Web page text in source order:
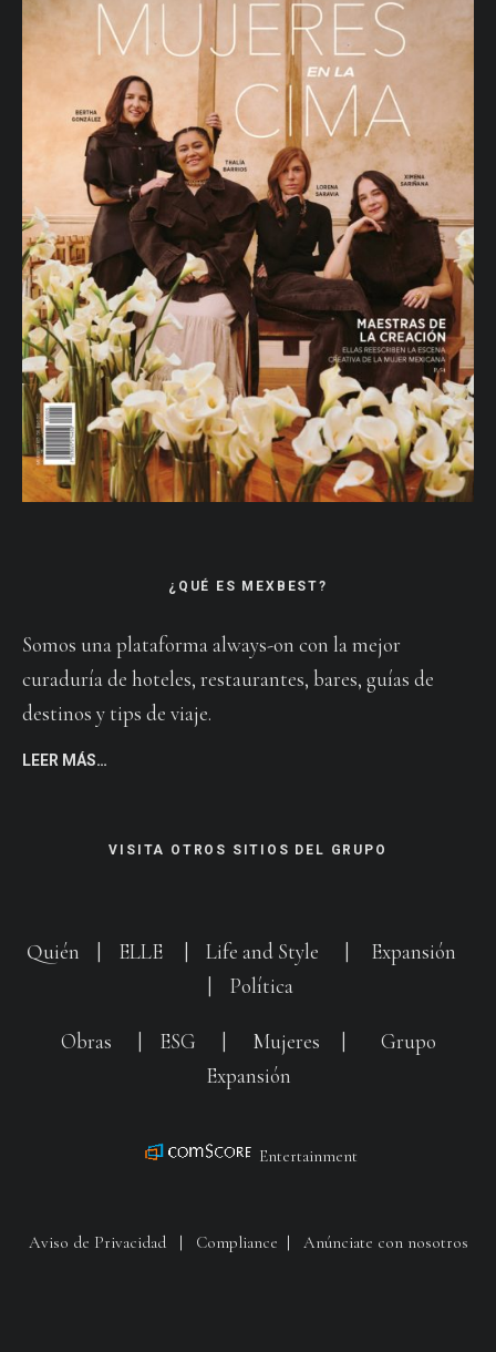
¿QUÉ ES MEXBEST?
Somos una plataforma always-on con la mejor
curaduría de hoteles, restaurantes, bares, guías de
destinos y tips de viaje.
LEER MÁS…
VISITA OTROS SITIOS DEL GRUPO
Quién ELLE Life and Style
Expansión
Política
Obras ESG Mujeres
Grupo
Expansión
Entertainment
Aviso de Privacidad| Compliance | Anúnciate con nosotros